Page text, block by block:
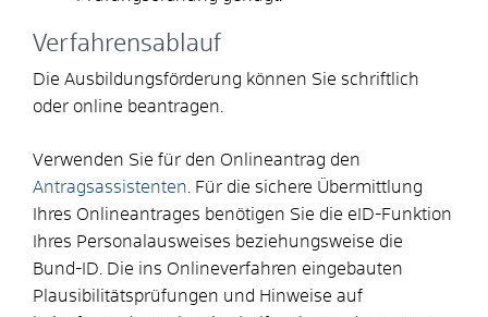
Verfahrensablauf
Die Ausbildungsförderung können Sie schriftlich
oder online beantragen.
Verwenden Sie für den Onlineantrag den
Antragsassistenten . Für die sichere Übermittlung
Ihres Onlineantrages benötigen Sie die eID-Funktion
Ihres Personalausweises beziehungsweise die
Bund-ID.
Die ins Onlineverfahren eingebauten
Plausibilitätsprüfungen und Hinweise auf